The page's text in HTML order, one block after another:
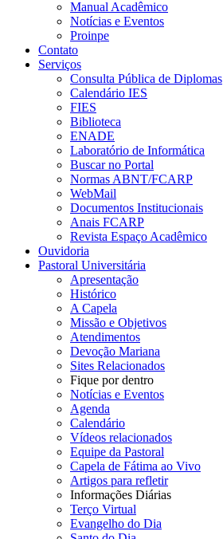
Manual Acadêmico
Notícias e Eventos
Proinpe
Contato
Serviços
Consulta Pública de Diplomas
Calendário IES
FIES
Biblioteca
ENADE
Laboratório de Informática
Buscar no Portal
Normas ABNT/FCARP
WebMail
Documentos Institucionais
Anais FCARP
Revista Espaço Acadêmico
Ouvidoria
Pastoral Universitária
Apresentação
Histórico
A Capela
Missão e Objetivos
Atendimentos
Devoção Mariana
Sites Relacionados
Fique por dentro
Notícias e Eventos
Agenda
Calendário
Vídeos relacionados
Equipe da Pastoral
Capela de Fátima ao Vivo
Artigos para refletir
Informações Diárias
Terço Virtual
Evangelho do Dia